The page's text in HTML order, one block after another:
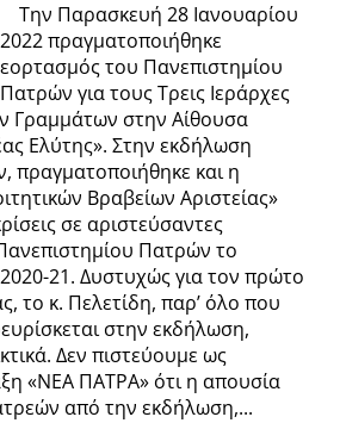
Την Παρασκευή 28 Ιανουαρίου
2022 πραγματοποιήθηκε
εορτασμός του Πανεπιστημίου
Πατρών για τους Τρεις Ιεράρχες
Γραμμάτων στην Αίθουσα
Ελύτης». Στην εκδήλωση
πραγματοποιήθηκε και η
Βραβείων Αριστείας»
σε αριστεύσαντες
Πατρών το
21. Δυστυχώς για τον πρώτο
το κ. Πελετίδη, παρ’ όλο που
στην εκδήλωση,
Δεν πιστεύουμε ως
«ΝΕΑ ΠΑΤΡΑ» ότι η απουσία
από την εκδήλωση,...